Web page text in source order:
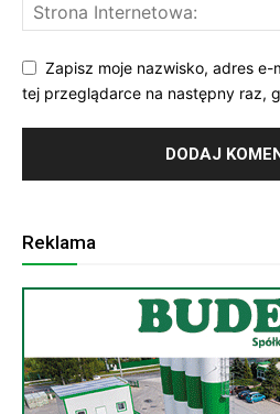
Zapisz moje nazwisko, adres
tej przeglądarce na następny raz,
Reklama